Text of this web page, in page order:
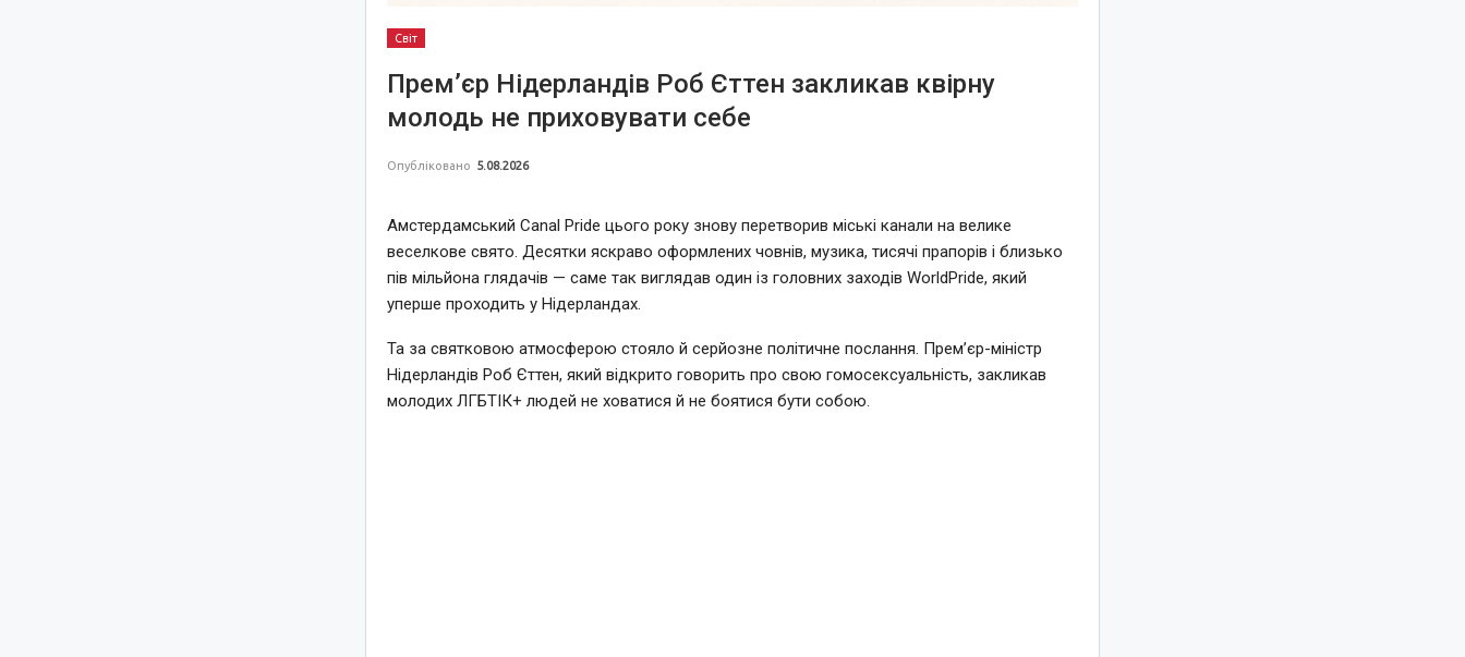
Світ
Прем’єр Нідерландів Роб Єттен закликав квірну
молодь не приховувати себе
Опубліковано 5.08.2026
Амстердамський Canal Pride цього року знову перетворив міські канали на велике
веселкове свято. Десятки яскраво оформлених човнів, музика, тисячі прапорів і близько
пів мільйона глядачів — саме так виглядав один із головних заходів WorldPride, який
уперше проходить у Нідерландах.
Та за святковою атмосферою стояло й серйозне політичне послання. Прем’єр-міністр
Нідерландів Роб Єттен, який відкрито говорить про свою гомосексуальність, закликав
молодих ЛГБТІК+ людей не ховатися й не боятися бути собою.